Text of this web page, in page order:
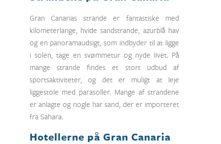
Gran Canarias strande er fantastiske med
kilometerlange, hvide sandstrande, azurblå hav
og en panoramaudsigt, som indbyder til at ligge
i solen, tage en svømmetur og nyde livet. På
mange strande findes et stort udbud af
sportsaktiviteter, og det er muligt at leje
liggestole med parasoller. Mange af strandene
er anlagte og nogle har sand, der er importeret
fra Sahara.
Hotellerne på Gran Canaria